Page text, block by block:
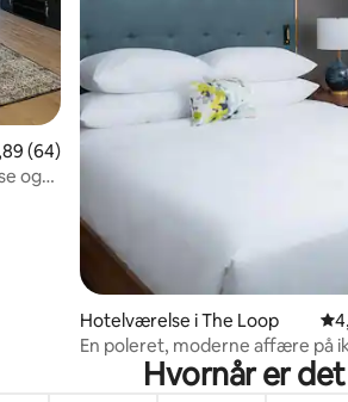
ud af 5 i gennemsnitlig bedømmelse, 64
(64)
og
Hotelværelse i The Loop
En poleret, moderne affære på
Michigan Ave.Hvornår er